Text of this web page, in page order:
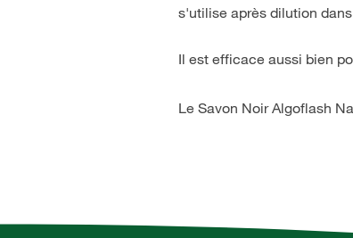
s'utilise après dilution
Il est efficace aussi bien
Le Savon Noir Algoflash